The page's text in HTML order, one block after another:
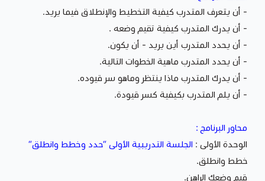
- أن يتعرف المتدرب كيفية التخطيط والإنطلاق فيما يريد.
- أن يدرك المتدرب كيفية تقيم وضعه .
- أن يحدد المتدرب أين يريد - أن يكون.
- أن يحدد المتدرب ماهية الخطوات التالية.
- أن يدرك المتدرب ماذا ينتظر وماهو سر قيوده.
- أن يلم المتدرب بكيفية كسر قيودة.
محاور البرنامج :
الوحدة الأولى : الجلسة التدريبية الأولى “حدد وخطط وانطلق“
خطط وانطلق.
قيم وضعك الراهن.